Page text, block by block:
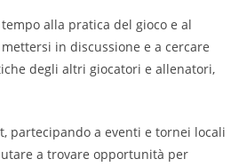
alla pratica del gioco e al
in discussione e a cercare
degli altri giocatori e allenatori,
partecipando a eventi e tornei locali
a trovare opportunità per